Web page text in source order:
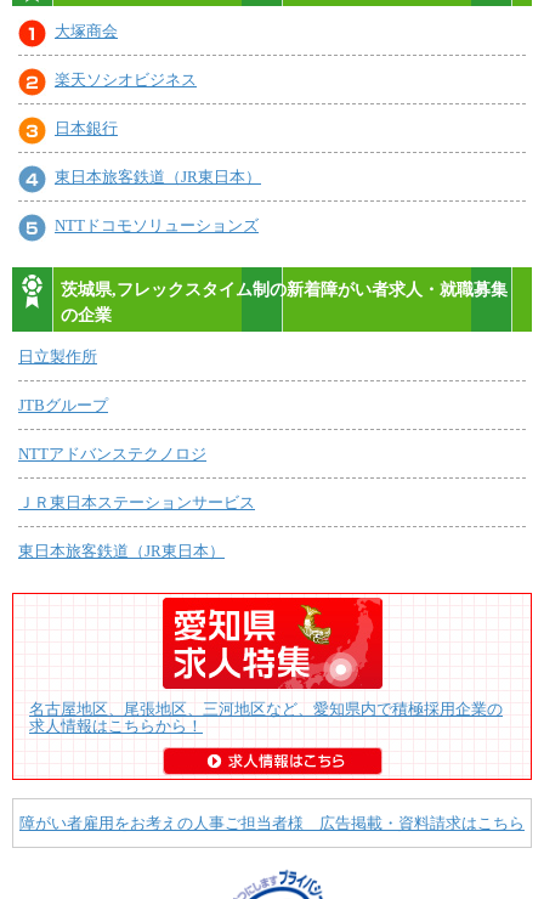
大塚商会
楽天ソシオビジネス
日本銀行
東日本旅客鉄道（JR東日本）
NTTドコモソリューションズ
茨城県,フレックスタイム制の新着障がい者求人・就職募集
の企業
日立製作所
JTBグループ
NTTアドバンステクノロジ
ＪＲ東日本ステーションサービス
東日本旅客鉄道（JR東日本）
名古屋地区、尾張地区、三河地区など、愛知県内で積極採用企業の
求人情報はこちらから！
障がい者雇用をお考えの人事ご担当者様 広告掲載・資料請求はこちら